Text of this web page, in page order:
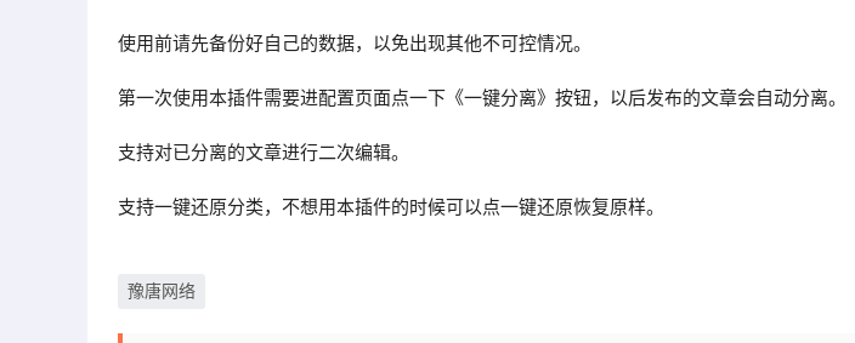
使用前请先备份好自己的数据，以免出现其他不可控情况。
第一次使用本插件需要进配置页面点一下《一键分离》按钮，以后发布的文章会自动分离。
支持对已分离的文章进行二次编辑。
支持一键还原分类，不想用本插件的时候可以点一键还原恢复原样。
豫唐网络